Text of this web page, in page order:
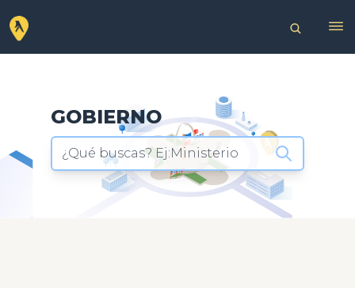
GOBIERNO
¿Qué buscas? Ej:Ministerio